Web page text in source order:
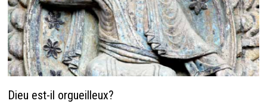
Dieu est-il orgueilleux?